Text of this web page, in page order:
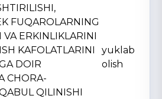
FUQAROLARNING
ERKINLIKLARINI
KAFOLATLARINI
DOIR
CHORA-
QILINISHI
yuklab
olish